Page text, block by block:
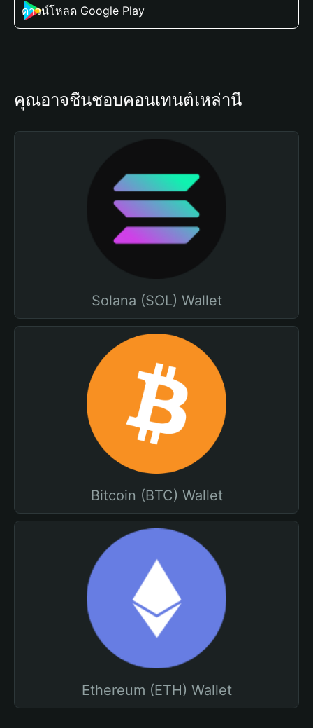
ดาวน์โหลด Google Play
คุณอาจชื่นชอบคอนเทนต์เหล่านี้
Solana (SOL) Wallet
Bitcoin (BTC) Wallet
Ethereum (ETH) Wallet